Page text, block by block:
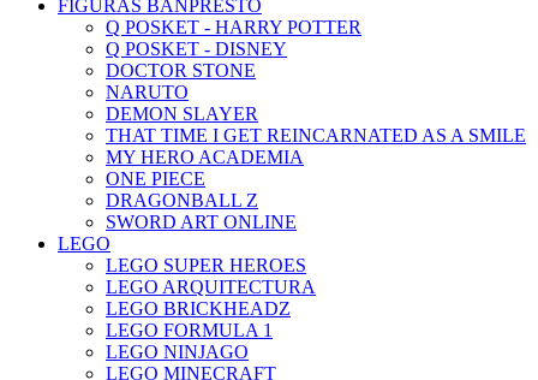
FIGURAS BANPRESTO
Q POSKET - HARRY POTTER
Q POSKET - DISNEY
DOCTOR STONE
NARUTO
DEMON SLAYER
THAT TIME I GET REINCARNATED AS A SMILE
MY HERO ACADEMIA
ONE PIECE
DRAGONBALL Z
SWORD ART ONLINE
LEGO
LEGO SUPER HEROES
LEGO ARQUITECTURA
LEGO BRICKHEADZ
LEGO FORMULA 1
LEGO NINJAGO
LEGO MINECRAFT